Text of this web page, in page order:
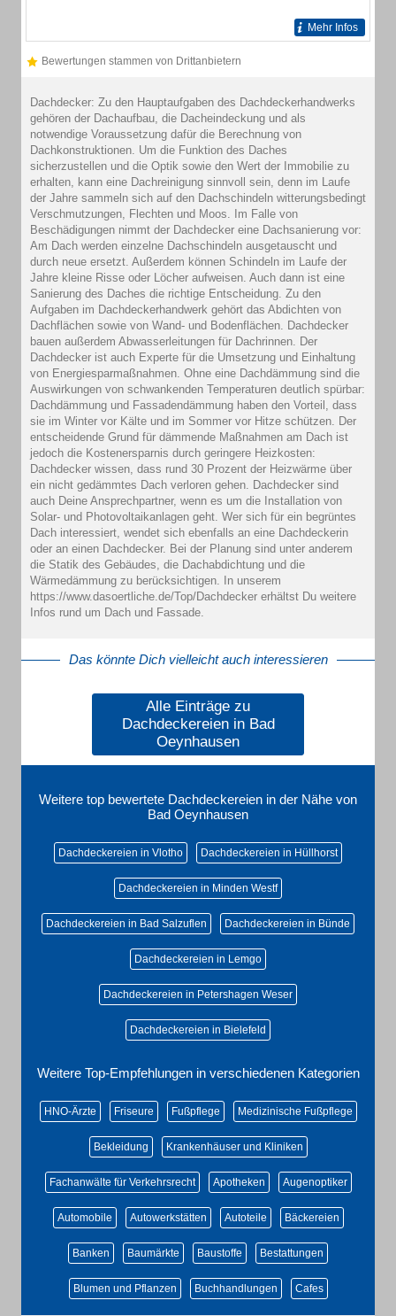
Mehr Infos
Bewertungen stammen von Drittanbietern
Dachdecker: Zu den Hauptaufgaben des Dachdeckerhandwerks
gehören der Dachaufbau, die Dacheindeckung und als
notwendige Voraussetzung dafür die Berechnung von
Dachkonstruktionen. Um die Funktion des Daches
sicherzustellen und die Optik sowie den Wert der Immobilie zu
erhalten, kann eine Dachreinigung sinnvoll sein, denn im Laufe
der Jahre sammeln sich auf den Dachschindeln witterungsbedingt
Verschmutzungen, Flechten und Moos. Im Falle von
Beschädigungen nimmt der Dachdecker eine Dachsanierung vor:
Am Dach werden einzelne Dachschindeln ausgetauscht und
durch neue ersetzt. Außerdem können Schindeln im Laufe der
Jahre kleine Risse oder Löcher aufweisen. Auch dann ist eine
Sanierung des Daches die richtige Entscheidung. Zu den
Aufgaben im Dachdeckerhandwerk gehört das Abdichten von
Dachflächen sowie von Wand- und Bodenflächen. Dachdecker
bauen außerdem Abwasserleitungen für Dachrinnen. Der
Dachdecker ist auch Experte für die Umsetzung und Einhaltung
von Energiesparmaßnahmen. Ohne eine Dachdämmung sind die
Auswirkungen von schwankenden Temperaturen deutlich spürbar:
Dachdämmung und Fassadendämmung haben den Vorteil, dass
sie im Winter vor Kälte und im Sommer vor Hitze schützen. Der
entscheidende Grund für dämmende Maßnahmen am Dach ist
jedoch die Kostenersparnis durch geringere Heizkosten:
Dachdecker wissen, dass rund 30 Prozent der Heizwärme über
ein nicht gedämmtes Dach verloren gehen. Dachdecker sind
auch Deine Ansprechpartner, wenn es um die Installation von
Solar- und Photovoltaikanlagen geht. Wer sich für ein begrüntes
Dach interessiert, wendet sich ebenfalls an eine Dachdeckerin
oder an einen Dachdecker. Bei der Planung sind unter anderem
die Statik des Gebäudes, die Dachabdichtung und die
Wärmedämmung zu berücksichtigen. In unserem
https://www.dasoertliche.de/Top/Dachdecker erhältst Du weitere
Infos rund um Dach und Fassade.
Das könnte Dich vielleicht auch interessieren
Alle Einträge zu
Dachdeckereien in Bad
Oeynhausen
Weitere top bewertete Dachdeckereien in der Nähe von
Bad Oeynhausen
Dachdeckereien in Vlotho Dachdeckereien in Hüllhorst
Dachdeckereien in Minden Westf
Dachdeckereien in Bad Salzuflen Dachdeckereien in Bünde
Dachdeckereien in Lemgo
Dachdeckereien in Petershagen Weser
Dachdeckereien in Bielefeld
Weitere Top-Empfehlungen in verschiedenen Kategorien
HNO-Ärzte Friseure Fußpflege Medizinische Fußpflege
Bekleidung Krankenhäuser und Kliniken
Fachanwälte für Verkehrsrecht Apotheken Augenoptiker
Automobile Autowerkstätten Autoteile Bäckereien
Banken Baumärkte Baustoffe Bestattungen
Blumen und Pflanzen Buchhandlungen Cafes